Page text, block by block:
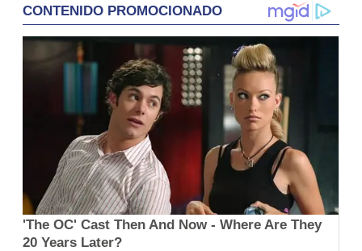
CONTENIDO PROMOCIONADO
'The OC' Cast Then And Now - Where Are They
20 Years Later?